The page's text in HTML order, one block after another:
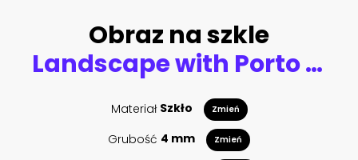
Obraz na szkle
Landscape with Porto Ischia, view on Aragonese Castle, Ischia island, Italy
Materiał Szkło Zmień
Grubość 4 mm Zmień